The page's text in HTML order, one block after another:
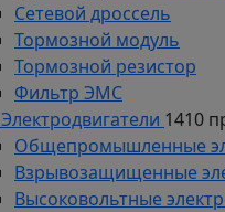
Сетевой дроссель
Тормозной модуль
Тормозной резистор
Фильтр ЭМС
Электродвигатели 1410
Общепромышленные
Взрывозащищенные
Высоковольтные